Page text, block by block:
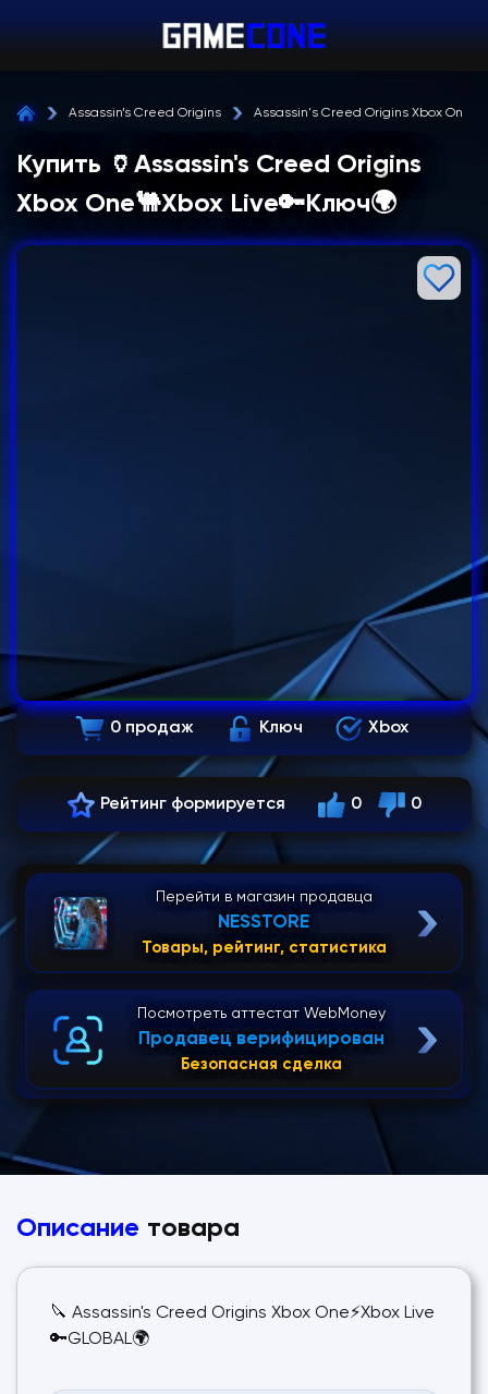
Assassin’s Creed Origins Assassin's Creed Origins Xbox One
Купить 🏺Assassin's Creed Origins
Xbox One🐫Xbox Live🔑Ключ🌍
0 продаж Ключ Xbox
Рейтинг формируется 0 0
Перейти в магазин продавца
NESSTORE
Товары, рейтинг, статистика
Посмотреть аттестат WebMoney
Продавец верифицирован
Безопасная сделка
Описание товара
🔪 Assassin's Creed Origins Xbox One⚡Xbox Live
🔑GLOBAL🌍